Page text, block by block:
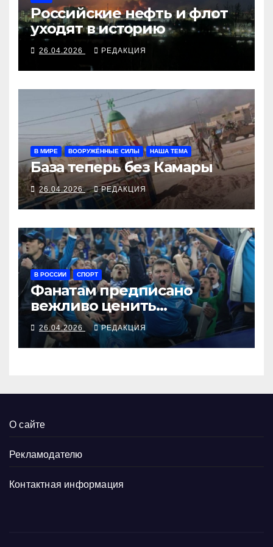
Российские нефть и флот
уходят в историю
26.04.2026 РЕДАКЦИЯ
В МИРЕ ВООРУЖЁННЫЕ СИЛЫ НАША ТЕМА
База теперь без Камары
26.04.2026 РЕДАКЦИЯ
В РОССИИ СПОРТ
Фанатам предписано
вежливо ценить
социальные группы
26.04.2026 РЕДАКЦИЯ
О сайте
Рекламодателю
Контактная информация